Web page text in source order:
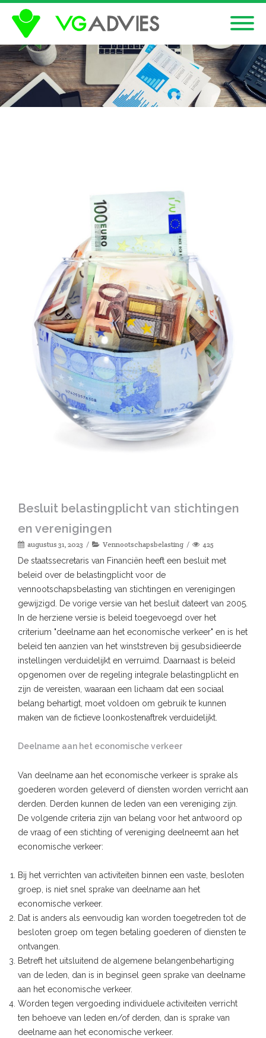
Besluit belastingplicht van stichtingen
en verenigingen
augustus 31, 2023 Vennootschapsbelasting 425
De staatssecretaris van Financiën heeft een besluit met
beleid over de belastingplicht voor de
vennootschapsbelasting van stichtingen en verenigingen
gewijzigd. De vorige versie van het besluit dateert van 2005.
In de herziene versie is beleid toegevoegd over het
criterium "deelname aan het economische verkeer" en is het
beleid ten aanzien van het winststreven bij gesubsidieerde
instellingen verduidelijkt en verruimd. Daarnaast is beleid
opgenomen over de regeling integrale belastingplicht en
zijn de vereisten, waaraan een lichaam dat een sociaal
belang behartigt, moet voldoen om gebruik te kunnen
maken van de fictieve loonkostenaftrek verduidelijkt.
Deelname aan het economische verkeer
Van deelname aan het economische verkeer is sprake als
goederen worden geleverd of diensten worden verricht aan
derden. Derden kunnen de leden van een vereniging zijn.
De volgende criteria zijn van belang voor het antwoord op
de vraag of een stichting of vereniging deelneemt aan het
economische verkeer:
Bij het verrichten van activiteiten binnen een vaste, besloten
groep, is niet snel sprake van deelname aan het
economische verkeer.
Dat is anders als eenvoudig kan worden toegetreden tot de
besloten groep om tegen betaling goederen of diensten te
ontvangen.
Betreft het uitsluitend de algemene belangenbehartiging
van de leden, dan is in beginsel geen sprake van deelname
aan het economische verkeer.
Worden tegen vergoeding individuele activiteiten verricht
ten behoeve van leden en/of derden, dan is sprake van
deelname aan het economische verkeer.